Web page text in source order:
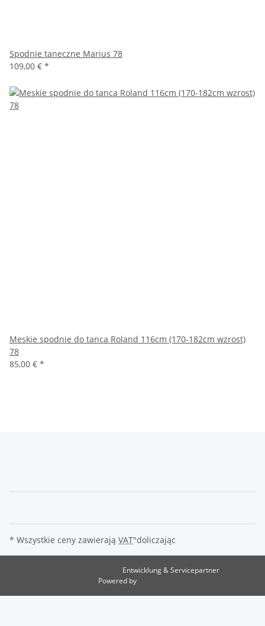
Spodnie taneczne Marius 78
109,00 € *
Meskie spodnie do tanca Roland 116cm (170-182cm wzrost)
78
85,00 € *
* Wszystkie ceny zawierają VAT"doliczając
Entwicklung & Servicepartner
Powered by